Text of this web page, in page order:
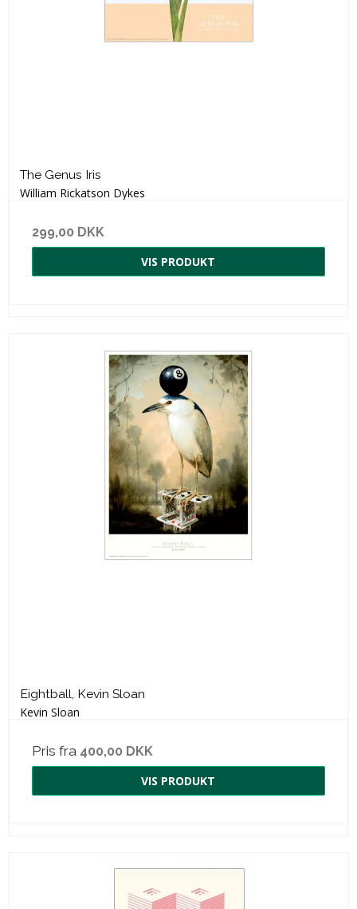
The Genus Iris
William Rickatson Dykes
299,00 DKK
VIS PRODUKT
Eightball, Kevin Sloan
Kevin Sloan
Pris fra 400,00 DKK
VIS PRODUKT